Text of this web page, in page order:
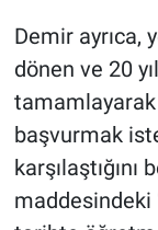
Demir ayrıca,
dönen ve 20
başvurmak
maddesindeki